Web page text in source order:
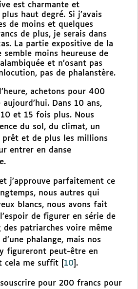
est charmante et
haut degré. Si j’avais
de moins et quelques
de plus, je serais dans
La partie expositive de la
moins heureuse de
et n’osant pas
pas de phalanstère.
achetons pour 400
Dans 10 ans,
et 15 fois plus. Nous
du sol, du climat, un
et de plus les millions
entrer en danse
j’approuve parfaitement ce
nous autres qui
blancs, nous avons fait
de figurer en série de
des patriarches voire même
phalange, mais nos
figureront peut-être en
cela me suffit
10 .
pour 200 francs pour